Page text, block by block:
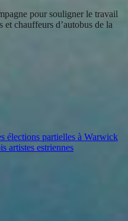
pour souligner le travail
et chauffeurs d’autobus de la
élections partielles à Warwick
artistes estriennes